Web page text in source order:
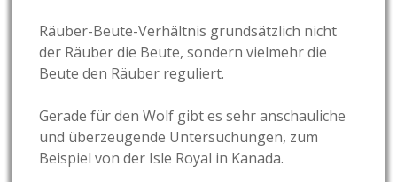
Räuber-Beute-Verhältnis grundsätzlich nicht
der Räuber die Beute, sondern vielmehr die
Beute den Räuber reguliert.
Gerade für den Wolf gibt es sehr anschauliche
und überzeugende Untersuchungen, zum
Beispiel von der Isle Royal in Kanada.